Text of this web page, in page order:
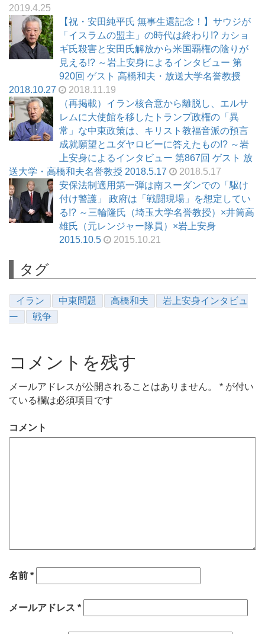
2019.4.25
【祝・安田純平氏 無事生還記念！】サウジが
「イスラムの盟主」の時代は終わり!? カショ
ギ氏殺害と安田氏解放から米国覇権の陰りが
見える!? ～岩上安身によるインタビュー 第
920回 ゲスト 高橋和夫・放送大学名誉教授
2018.10.27
2018.11.19
（再掲載）イラン核合意から離脱し、エルサ
レムに大使館を移したトランプ政権の「異
常」な中東政策は、キリスト教福音派の預言
成就願望とユダヤロビーに答えたもの!? ～岩
上安身によるインタビュー 第867回 ゲスト 放
送大学・高橋和夫名誉教授 2018.5.17
2018.5.17
安保法制適用第一弾は南スーダンでの「駆け
付け警護」 政府は「戦闘現場」を想定してい
る!? ～三輪隆氏（埼玉大学名誉教授）×井筒高
雄氏（元レンジャー隊員）×岩上安身
2015.10.5
2015.10.21
タグ
イラン 中東問題 高橋和夫
岩上安身インタビュ
ー
戦争
コメントを残す
メールアドレスが公開されることはありません。 * が付い
ている欄は必須項目です
コメント
名前 *
メールアドレス *